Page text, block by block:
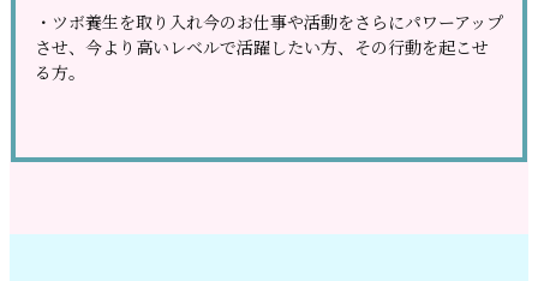
・ツボ養生を取り入れ今のお仕事や活動をさらにパワーアップ
させ、 今より高いレベルで活躍したい方、その行動を起こせ
る方。